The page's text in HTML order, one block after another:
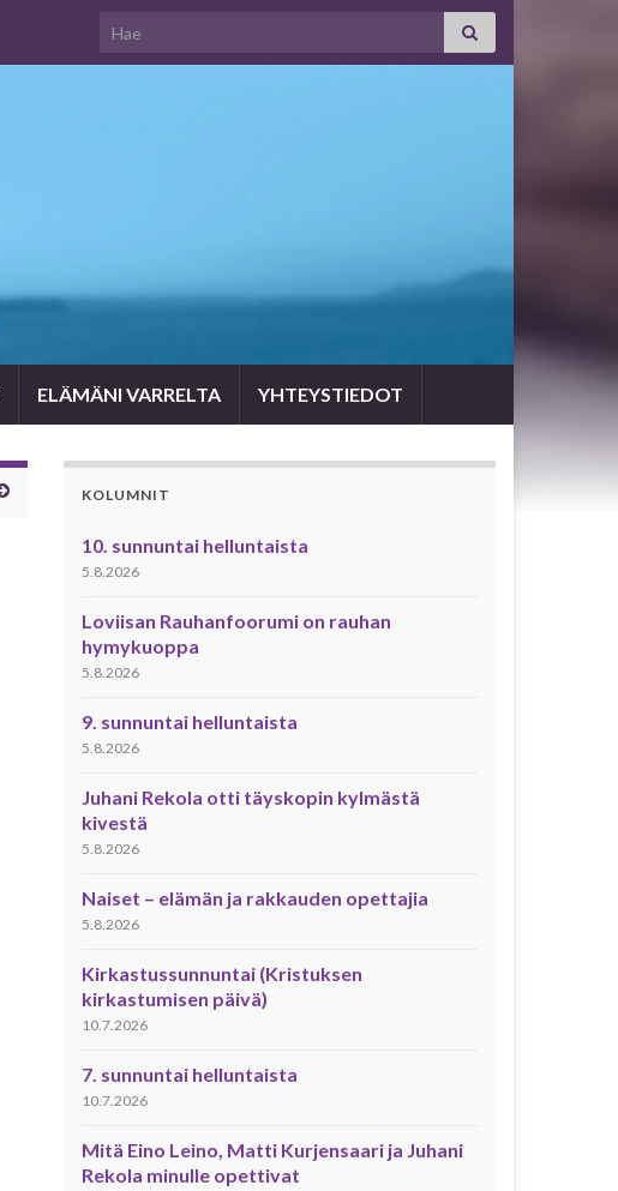
Search for:
ELÄMÄNI VARRELTA YHTEYSTIEDOT
KOLUMNIT
10. sunnuntai helluntaista
5.8.2026
Loviisan Rauhanfoorumi on rauhan
hymykuoppa
5.8.2026
9. sunnuntai helluntaista
5.8.2026
Juhani Rekola otti täyskopin kylmästä
kivestä
5.8.2026
Naiset – elämän ja rakkauden opettajia
5.8.2026
Kirkastussunnuntai (Kristuksen
kirkastumisen päivä)
10.7.2026
7. sunnuntai helluntaista
10.7.2026
Mitä Eino Leino, Matti Kurjensaari ja Juhani
Rekola minulle opettivat